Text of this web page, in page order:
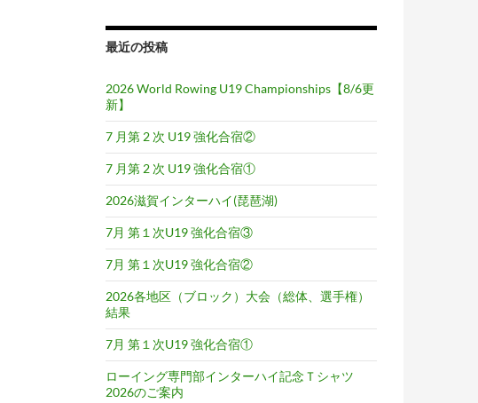
最近の投稿
2026 World Rowing U19 Championships【8/6更
新】
7 月第 2 次 U19 強化合宿②
7 月第 2 次 U19 強化合宿①
2026滋賀インターハイ(琵琶湖)
7月 第１次U19 強化合宿③
7月 第１次U19 強化合宿②
2026各地区（ブロック）大会（総体、選手権）
結果
7月 第１次U19 強化合宿①
ローイング専門部インターハイ記念Ｔシャツ
2026のご案内